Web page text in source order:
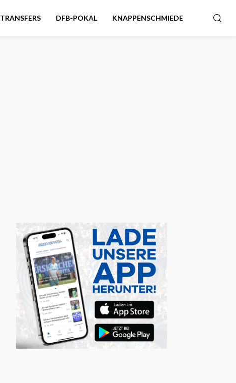
TRANSFERS DFB-POKAL KNAPPENSCHMIEDE